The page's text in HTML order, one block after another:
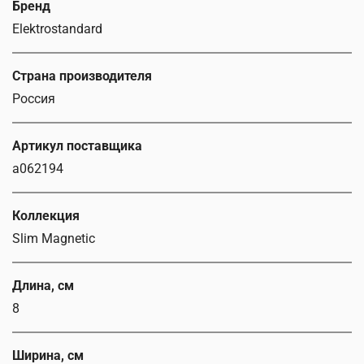
Бренд
Elektrostandard
Страна производителя
Россия
Артикул поставщика
a062194
Коллекция
Slim Magnetic
Длина, см
8
Ширина, см